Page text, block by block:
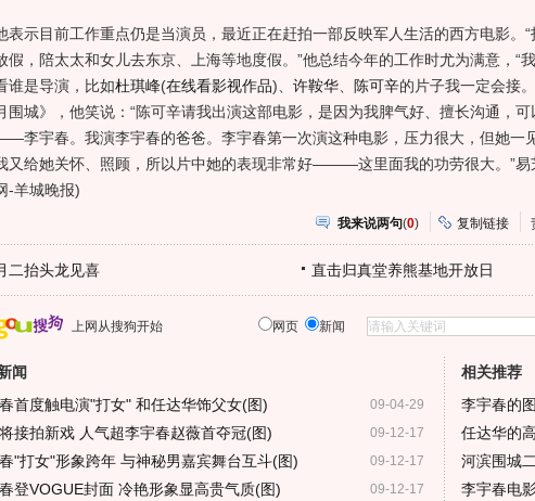
目前工作重点仍是当演员，最近正在赶拍一部反映军人生活的西方电影。“
假，陪太太和女儿去东京、上海等地度假。”他总结今年的工作时尤为满意，“
谁是导演，比如杜琪峰(在线看影视作品) 许鞍华、 陈可辛的片子我一定会接
围城》，他笑说：“陈可辛请我出演这部电影，是因为我脾气好、擅长沟通，
李宇春。我演李宇春的爸爸。李宇春第一次演这种电影，压力很大，但她一
又给她关怀、照顾，所以片中她的表现非常好———这里面我的功劳很大。”易
-羊城晚报)
我来说两句(0) 复制链接
二抬头龙见喜 直击归真堂养熊基地开放日
上网从搜狗开始 网页 新闻
闻
09-04-29
首度触电演"打女" 和任达华饰父女(图)
09-12-17
接拍新戏 人气超李宇春赵薇首夺冠(图)
09-12-17
"打女"形象跨年 与神秘男嘉宾舞台互斗(图)
09-12-17
登VOGUE封面 冷艳形象显高贵气质(图)
相关推荐
李宇春的
任达华的
河滨围城
李宇春电